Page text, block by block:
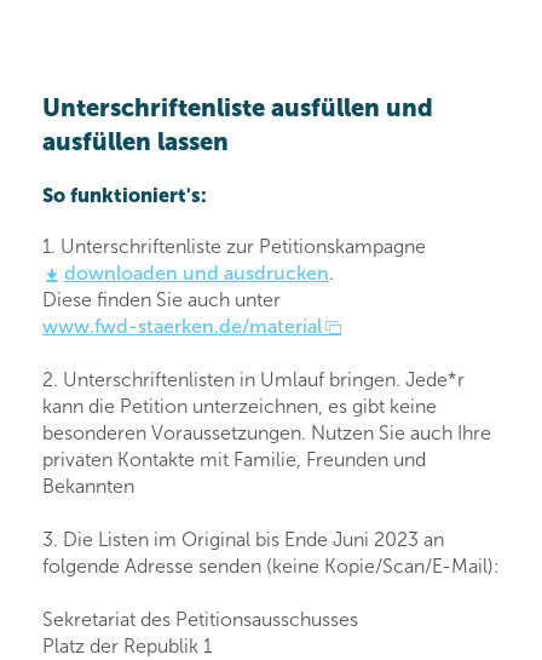
Unterschriftenliste ausfüllen und
ausfüllen lassen
So funktioniert's:
1. Unterschriftenliste zur Petitionskampagne
downloaden und ausdrucken.
Diese finden Sie auch unter
www.fwd-staerken.de/material
2. Unterschriftenlisten in Umlauf bringen. Jede*r
kann die Petition unterzeichnen, es gibt keine
besonderen Voraussetzungen. Nutzen Sie auch Ihre
privaten Kontakte mit Familie, Freunden und
Bekannten
3. Die Listen im Original bis Ende Juni 2023 an
folgende Adresse senden (keine Kopie/Scan/E-Mail):
Sekretariat des Petitionsausschusses
Platz der Republik 1